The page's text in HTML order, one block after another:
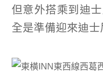
但意外搭乘到迪
全是準備迎來迪士